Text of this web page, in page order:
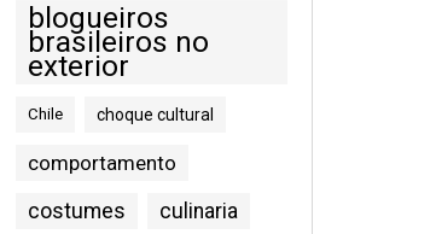
blogueiros
brasileiros no
exterior
Chile choque cultural
comportamento
costumes culinaria